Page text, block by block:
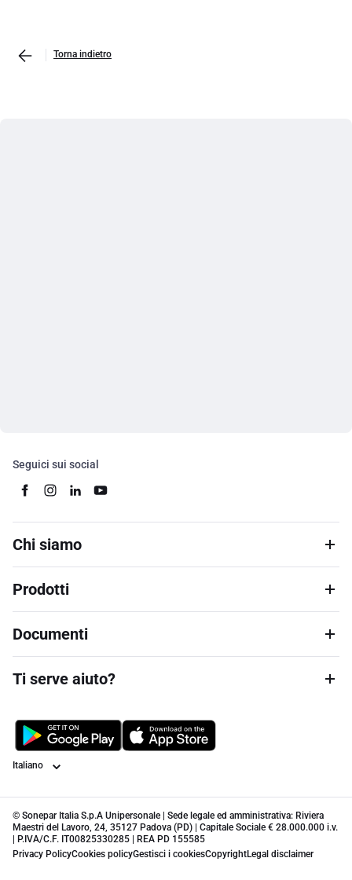
Torna indietro
Seguici sui social
Chi siamo
Prodotti
Documenti
Ti serve aiuto?
Lingua
© Sonepar Italia S.p.A Unipersonale | Sede legale ed amministrativa: Riviera
Maestri del Lavoro, 24, 35127 Padova (PD) | Capitale Sociale € 28.000.000 i.v.
| P.IVA/C.F. IT00825330285 | REA PD 155585
Privacy PolicyCookies policyGestisci i cookiesCopyrightLegal disclaimer